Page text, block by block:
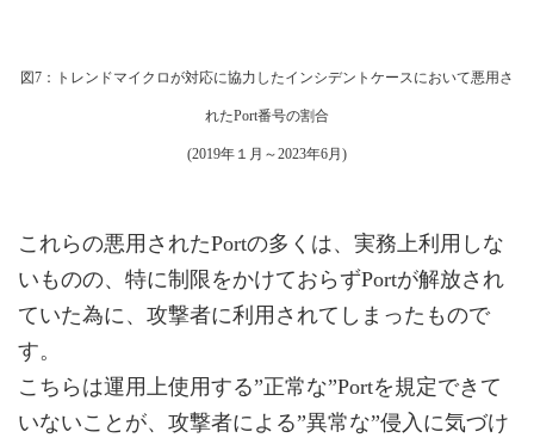
図7：トレンドマイクロが対応に協力したインシデントケースにおいて悪用さ
れたPort番号の割合
(2019年１月～2023年6月)
これらの悪用されたPortの多くは、実務上利用しな
いものの、特に制限をかけておらずPortが解放され
ていた為に、攻撃者に利用されてしまったもので
す。
こちらは運用上使用する”正常な”Portを規定できて
いないことが、攻撃者による”異常な”侵入に気づけ